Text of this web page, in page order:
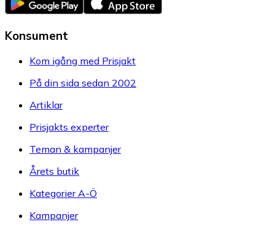
Konsument
Kom igång med Prisjakt
På din sida sedan 2002
Artiklar
Prisjakts experter
Teman & kampanjer
Årets butik
Kategorier A-Ö
Kampanjer